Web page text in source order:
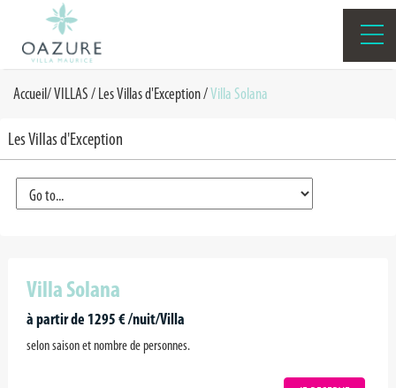
Accueil/VILLAS/Les Villas d'Exception/Villa Solana
Les Villas d'Exception
Villa Solana
à partir de 1295 € /nuit/Villa
selon saison et nombre de personnes.